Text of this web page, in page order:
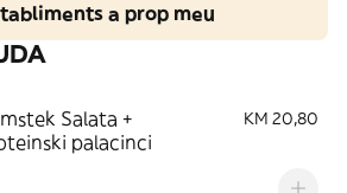
a prop meu
Salata +
palacinci
KM 20,80